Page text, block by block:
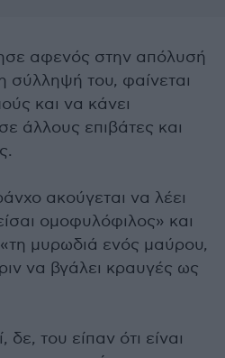
αφενός στην απόλυσή
σύλληψή του, φαίνεται
και να κάνει
σε άλλους επιβάτες και
ακούγεται να λέει
ομοφυλόφιλος» και
μυρωδιά ενός μαύρου,
να βγάλει κραυγές ως
του είπαν ότι είναι